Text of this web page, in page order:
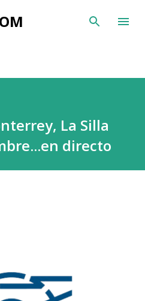
principal
La Silla
directo